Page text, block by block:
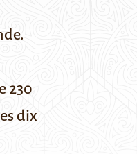
230
dix